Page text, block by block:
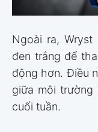
Ngoài ra,
đen trắng để
động hơn. Điều
giữa môi
cuối tuần.